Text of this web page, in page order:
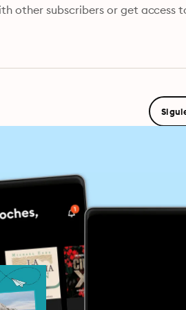
other subscribers or get access